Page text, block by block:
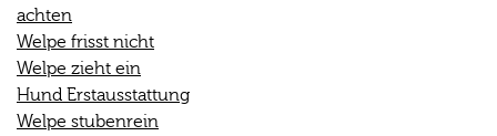
achten
Welpe frisst nicht
Welpe zieht ein
Hund Erstausstattung
Welpe stubenrein